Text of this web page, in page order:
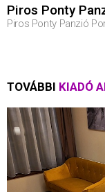
Piros Ponty
Piros Ponty Panzió
TOVÁBBI KIADÓ